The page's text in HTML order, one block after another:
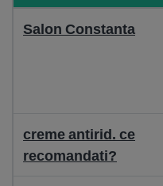
Salon Constanta
creme antirid. ce
recomandati?